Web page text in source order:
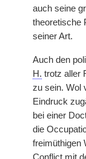
auch seine
theoretische
seiner Art.
Auch den
H. trotz aller
zu sein. Wol
Eindruck
bei einer
die
freimüthigen